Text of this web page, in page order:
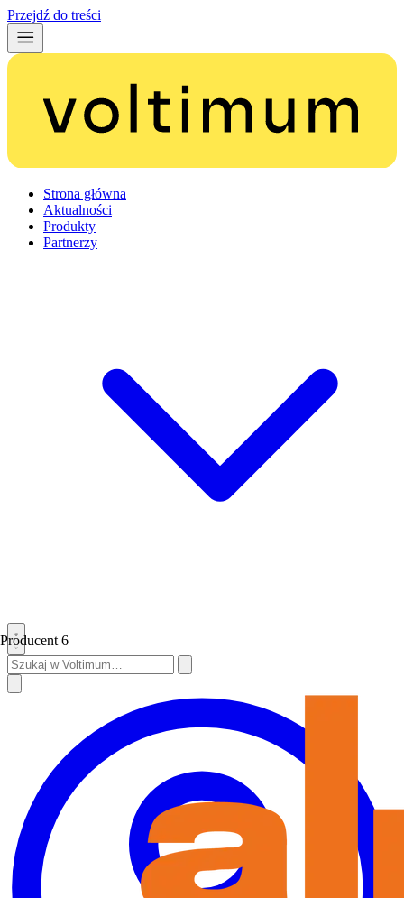
Przejdź do treści
Strona główna
Aktualności
Produkty
Partnerzy
Producent 6